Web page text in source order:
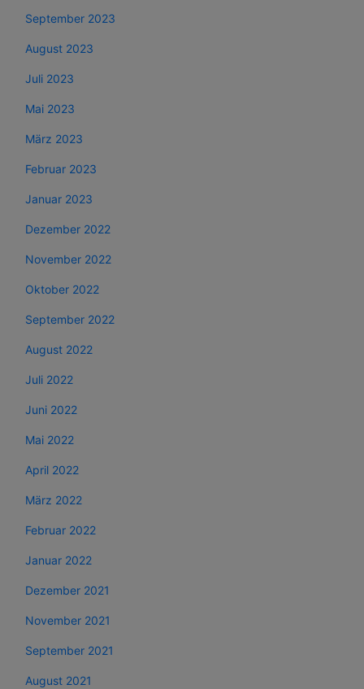
September 2023
August 2023
Juli 2023
Mai 2023
März 2023
Februar 2023
Januar 2023
Dezember 2022
November 2022
Oktober 2022
September 2022
August 2022
Juli 2022
Juni 2022
Mai 2022
April 2022
März 2022
Februar 2022
Januar 2022
Dezember 2021
November 2021
September 2021
August 2021